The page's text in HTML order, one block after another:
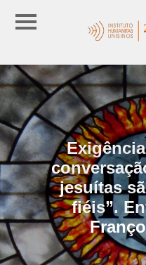
jesuítas
fiéis”.